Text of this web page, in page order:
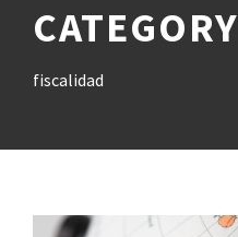
CATEGORY
fiscalidad